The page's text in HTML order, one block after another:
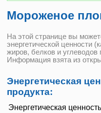
Мороженое
На этой странице вы
энергетической ценности
жиров, белков и углеводов
Информация взята из
Энергетическая
продукта:
Энергетическая